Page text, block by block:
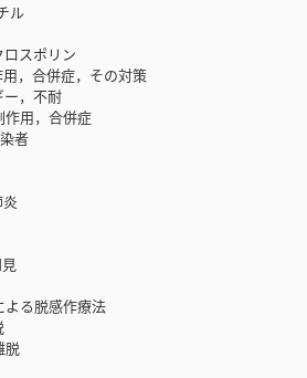
ル
スポリン
，合併症，その対策
，不耐
用，合併症
者
る脱感作療法
脱